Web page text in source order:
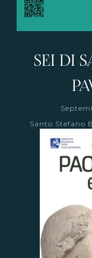
SEI DI
Santo Stefano